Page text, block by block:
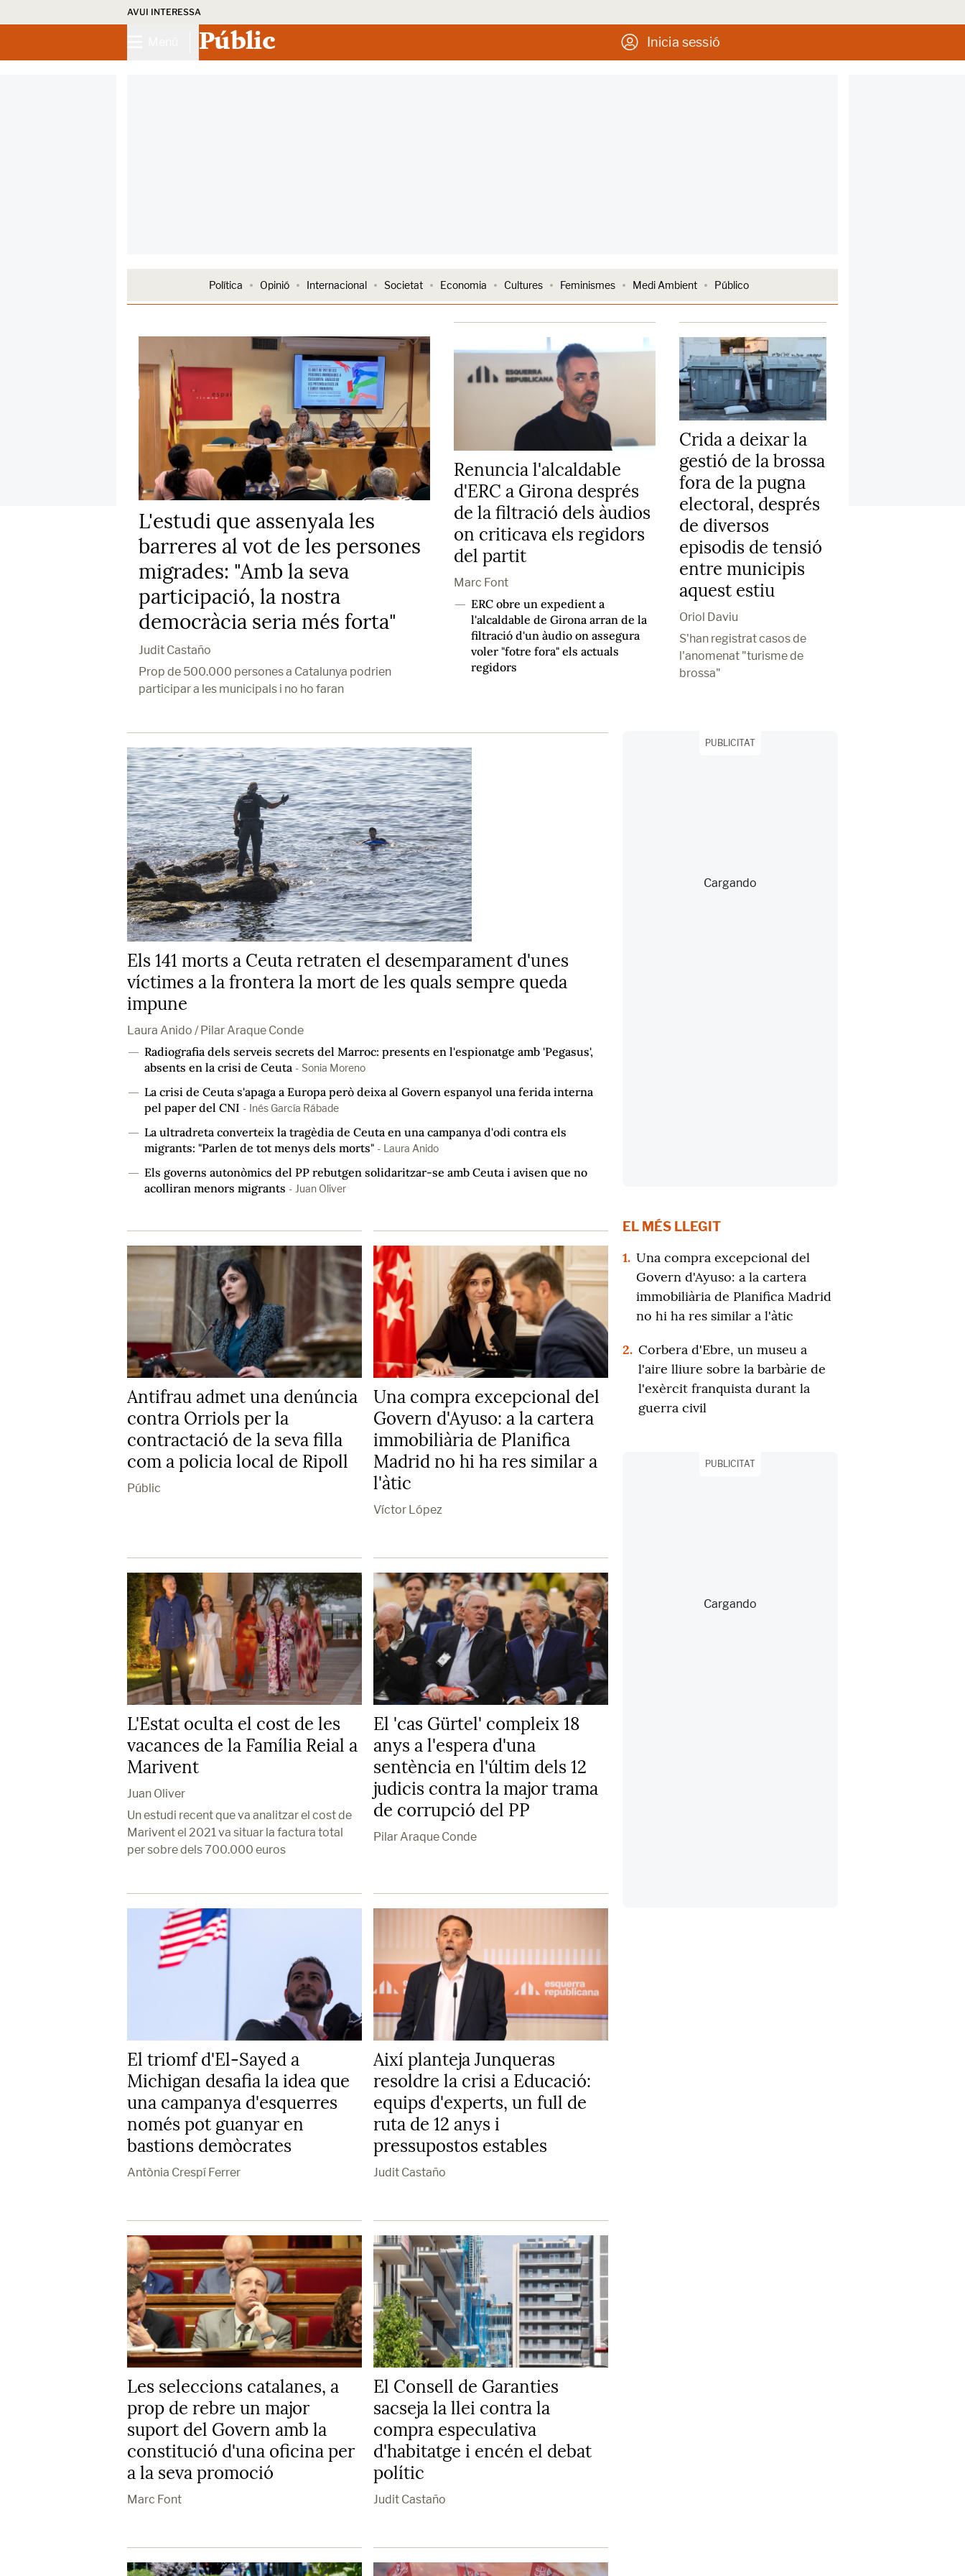
AVUI INTERESSA
Públic Inicia sessió
Política Opinió Internacional Societat Economia Cultures Feminismes Medi Ambient Público
L'estudi que assenyala les
barreres al vot de les persones
migrades: "Amb la seva
participació, la nostra
democràcia seria més forta"
Judit Castaño
Prop de 500.000 persones a Catalunya podrien
participar a les municipals i no ho faran
Renuncia l'alcaldable
d'ERC a Girona després
de la filtració dels àudios
on criticava els regidors
del partit
Marc Font
― ERC obre un expedient a
l'alcaldable de Girona arran de la
filtració d'un àudio on assegura
voler "fotre fora" els actuals
regidors
Crida a deixar la
gestió de la brossa
fora de la pugna
electoral, després
de diversos
episodis de tensió
entre municipis
aquest estiu
Oriol Daviu
S'han registrat casos de
l'anomenat "turisme de
brossa"
Els 141 morts a Ceuta retraten el desemparament d'unes
víctimes a la frontera la mort de les quals sempre queda
impune
Laura Anido / Pilar Araque Conde
― Radiografia dels serveis secrets del Marroc: presents en l'espionatge amb 'Pegasus',
absents en la crisi de Ceuta - Sonia Moreno
― La crisi de Ceuta s'apaga a Europa però deixa al Govern espanyol una ferida interna
pel paper del CNI - Inés García Rábade
― La ultradreta converteix la tragèdia de Ceuta en una campanya d'odi contra els
migrants: "Parlen de tot menys dels morts" - Laura Anido
― Els governs autonòmics del PP rebutgen solidaritzar-se amb Ceuta i avisen que no
acolliran menors migrants - Juan Oliver
Antifrau admet una denúncia
contra Orriols per la
contractació de la seva filla
com a policia local de Ripoll
Públic
Una compra excepcional del
Govern d'Ayuso: a la cartera
immobiliària de Planifica
Madrid no hi ha res similar a
l'àtic
Víctor López
L'Estat oculta el cost de les
vacances de la Família Reial a
Marivent
Juan Oliver
Un estudi recent que va analitzar el cost de
Marivent el 2021 va situar la factura total
per sobre dels 700.000 euros
El 'cas Gürtel' compleix 18
anys a l'espera d'una
sentència en l'últim dels 12
judicis contra la major trama
de corrupció del PP
Pilar Araque Conde
El triomf d'El-Sayed a
Michigan desafia la idea que
una campanya d'esquerres
només pot guanyar en
bastions demòcrates
Antònia Crespí Ferrer
Així planteja Junqueras
resoldre la crisi a Educació:
equips d'experts, un full de
ruta de 12 anys i
pressupostos estables
Judit Castaño
Les seleccions catalanes, a
prop de rebre un major
suport del Govern amb la
constitució d'una oficina per
a la seva promoció
Marc Font
El Consell de Garanties
sacseja la llei contra la
compra especulativa
d'habitatge i encén el debat
polític
Judit Castaño
PUBLICITAT
EL MÉS LLEGIT
1. Una compra excepcional del
Govern d'Ayuso: a la cartera
immobiliària de Planifica Madrid
no hi ha res similar a l'àtic
2. Corbera d'Ebre, un museu a
l'aire lliure sobre la barbàrie de
l'exèrcit franquista durant la
guerra civil
PUBLICITAT